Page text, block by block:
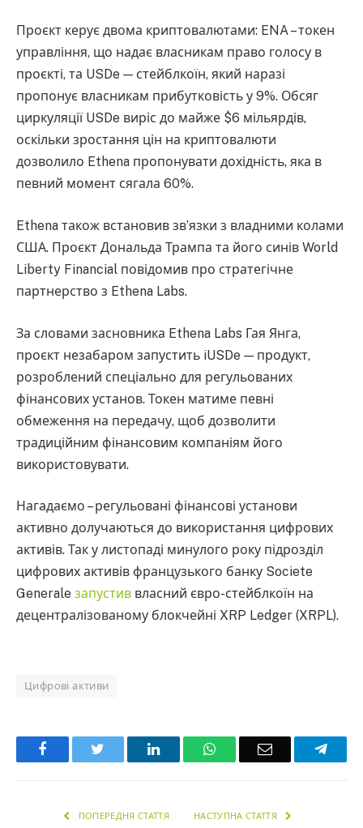
Проєкт керує двома криптовалютами: ENA – токен
управління, що надає власникам право голосу в
проєкті, та USDe — стейблкоїн, який наразі
пропонує власникам прибутковість у 9%. Обсяг
циркуляції USDe виріс до майже $6 мільярдів,
оскільки зростання цін на криптовалюти
дозволило Ethena пропонувати дохідність, яка в
певний момент сягала 60%.
Ethena також встановив зв’язки з владними колами
США. Проєкт Дональда Трампа та його синів World
Liberty Financial повідомив про стратегічне
партнерство з Ethena Labs.
За словами засновника Ethena Labs Гая Янга,
проєкт незабаром запустить iUSDe — продукт,
розроблений спеціально для регульованих
фінансових установ. Токен матиме певні
обмеження на передачу, щоб дозволити
традиційним фінансовим компаніям його
використовувати.
Нагадаємо – регульовані фінансові установи
активно долучаються до використання цифрових
активів. Так у листопаді минулого року підрозділ
цифрових активів французького банку Societe
Generale запустив власний євро-стейблкоїн на
децентралізованому блокчейні XRP Ledger (XRPL).
Цифрові активи
Facebook LinkedInWhatsAppEmail
ПОПЕРЕДНЯ СТАТТЯ НАСТУПНА СТАТТЯ